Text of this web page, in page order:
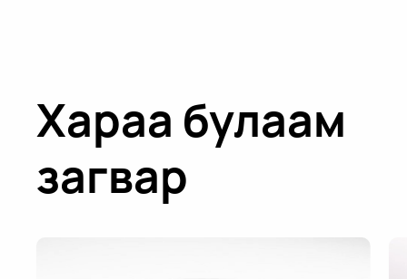
Хараа булаам
загвар